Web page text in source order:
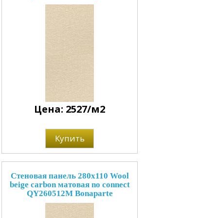
Цена: 2527/м2
Купить
Стеновая панель 280x110 Wool
beige carbon матовая no connect
QY260512M Bonaparte